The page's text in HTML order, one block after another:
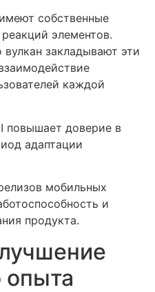
собственные
элементов.
закладывают эти
каждой
повышает доверие в
адаптации
мобильных
и
продукта.
опыта